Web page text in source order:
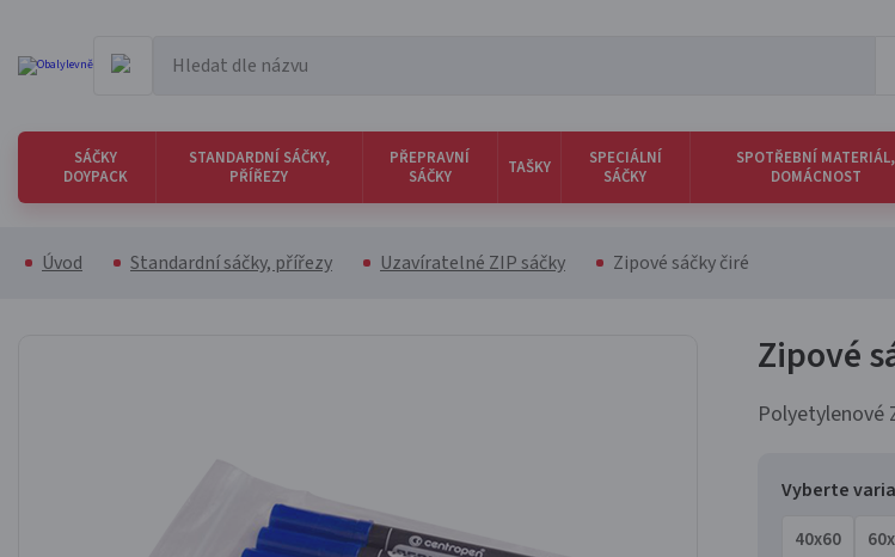
SÁČKY
DOYPACK
STANDARDNÍ SÁČKY,
PŘÍŘEZY
PŘEPRAVNÍ
SÁČKY
TAŠKY
SPECIÁLNÍ
SÁČKY
SPOTŘEBNÍ MATERIÁL,
DOMÁCNOST
Úvod Standardní sáčky, přířezy Uzavíratelné ZIP sáčky Zipové sáčky čiré
Zipové
Polyetylenové
Vyberte
40x60